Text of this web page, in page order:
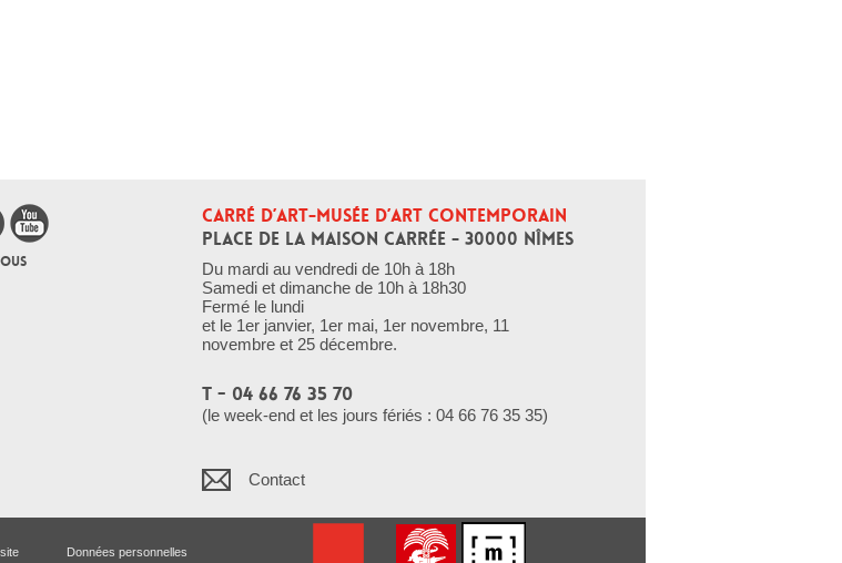
CARRÉ D’ART-MUSÉE D’ART CONTEMPORAIN
PLACE DE LA MAISON CARRÉE - 30000 NÎMES
Du mardi au vendredi de 10h à 18h
Samedi et dimanche de 10h à 18h30
Fermé le lundi
et le 1er janvier, 1er mai, 1er novembre, 11
novembre et 25 décembre.
T - 04 66 76 35 70
(le week-end et les jours fériés : 04 66 76 35 35)
Contact
Données personnelles